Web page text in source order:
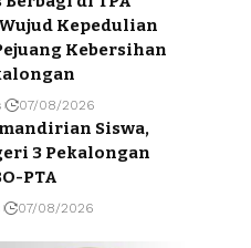
Kepedulian
Kebersihan
07/08/2026
Siswa,
3 Pekalongan
PTA
07/08/2026